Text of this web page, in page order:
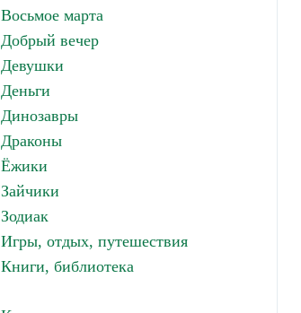
Восьмое марта
Добрый вечер
Девушки
Деньги
Динозавры
Драконы
Ёжики
Зайчики
Зодиак
Игры, отдых, путешествия
Книги, библиотека